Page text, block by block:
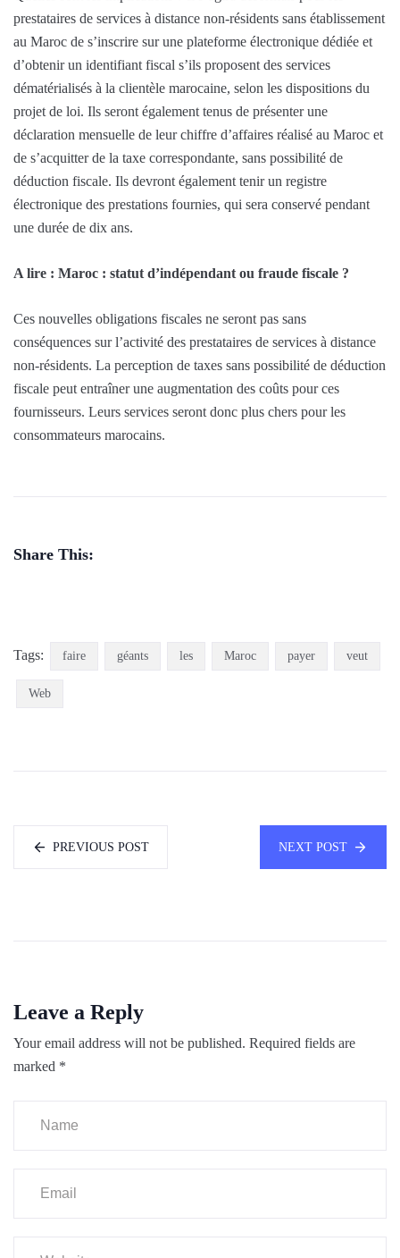
prestataires de services à distance non-résidents sans établissement
au Maroc de s’inscrire sur une plateforme électronique dédiée et
d’obtenir un identifiant fiscal s’ils proposent des services
dématérialisés à la clientèle marocaine, selon les dispositions du
projet de loi. Ils seront également tenus de présenter une
déclaration mensuelle de leur chiffre d’affaires réalisé au Maroc et
de s’acquitter de la taxe correspondante, sans possibilité de
déduction fiscale. Ils devront également tenir un registre
électronique des prestations fournies, qui sera conservé pendant
une durée de dix ans.
A lire : Maroc : statut d’indépendant ou fraude fiscale ?
Ces nouvelles obligations fiscales ne seront pas sans
conséquences sur l’activité des prestataires de services à distance
non-résidents. La perception de taxes sans possibilité de déduction
fiscale peut entraîner une augmentation des coûts pour ces
fournisseurs. Leurs services seront donc plus chers pour les
consommateurs marocains.
Share This:
Tags: faire géants les Maroc payer veut
Web
PREVIOUS POST NEXT POST
Leave a Reply
Your email address will not be published. Required fields are
marked *